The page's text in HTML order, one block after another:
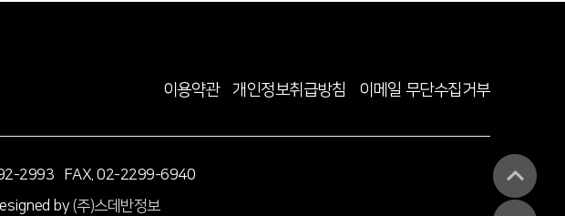
이용약관 개인정보취급방침 이메일 무단수집거부
2993 FAX. 02-2299-6940
by(주)스데반정보